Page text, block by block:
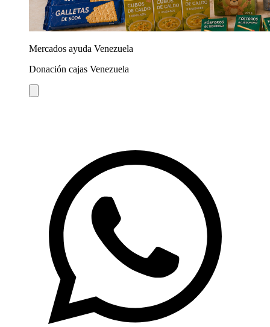
Mercados ayuda Venezuela
Donación cajas Venezuela